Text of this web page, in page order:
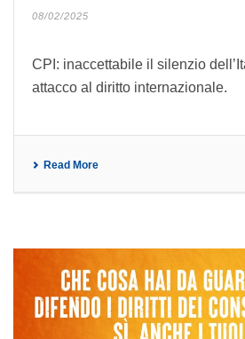
08/02/2025
CPI: inaccettabile il silenzio
attacco al diritto internazionale.
Read More